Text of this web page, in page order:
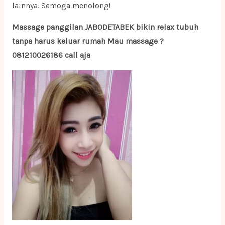
lainnya. Semoga menolong!
Massage panggilan JABODETABEK bikin relax tubuh
tanpa harus keluar rumah Mau massage ?
081210026186 call aja